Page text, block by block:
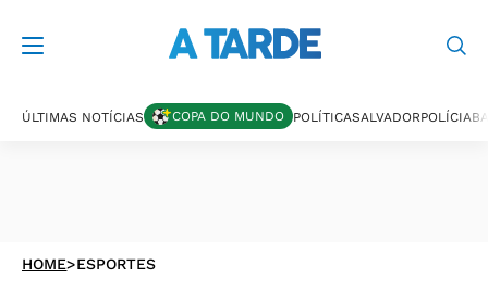
ÚLTIMAS NOTÍCIAS COPA DO MUNDO POLÍTICASALVADORPOLÍCIA
HOME>ESPORTES